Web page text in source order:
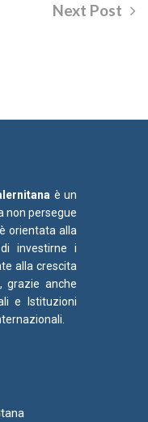
Next Post
è un
non persegue
orientata alla
investirne i
alla crescita
grazie anche
e Istituzioni